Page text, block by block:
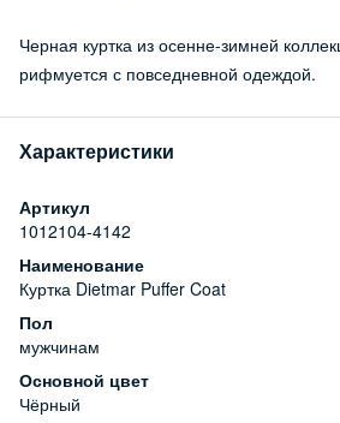
Черная куртка из осенне-зимней
рифмуется с повседневной одеждой.
Характеристики
Артикул
1012104-4142
Наименование
Куртка Dietmar Puffer Coat
Пол
мужчинам
Основной цвет
Чёрный